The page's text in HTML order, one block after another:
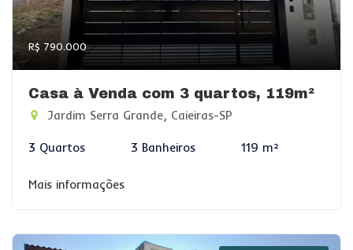
R$ 790.000
Casa à Venda com 3 quartos, 119m²
Jardim Serra Grande, Caieiras-SP
3 Quartos 3 Banheiros 119 m²
Mais informações